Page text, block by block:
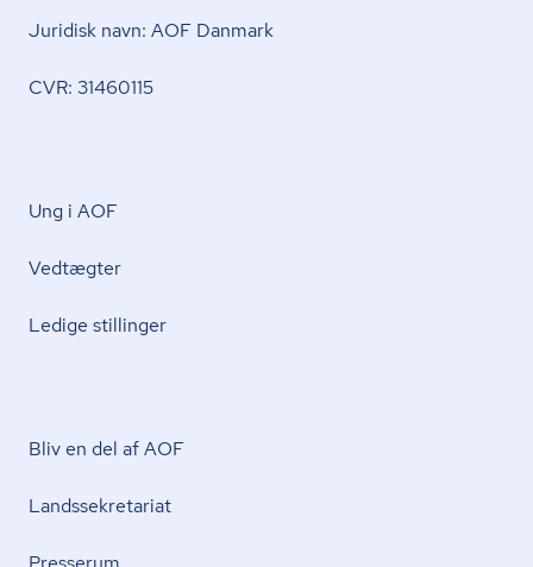
Juridisk navn: AOF Danmark
CVR: 31460115
Ung i AOF
Vedtægter
Ledige stillinger
Bliv en del af AOF
Lands­se­kre­ta­ri­at